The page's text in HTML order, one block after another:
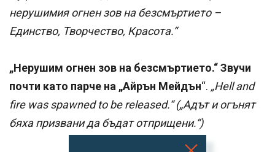
нерушимия огнен зов на безсмъртието –
Единство, Творчество, Красота.“
„Нерушим огнен зов на безсмъртието.“ Звучи
почти като парче на „Айрън Мейдън“. „Hell and
fire was spawned to be released.“ („Адът и огънят
бяха призвани да бъдат отприщени.“)